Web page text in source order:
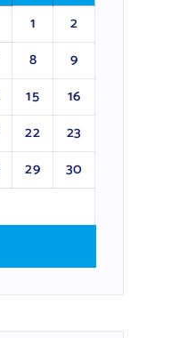
1
2
8
9
15
16
22
23
29
30